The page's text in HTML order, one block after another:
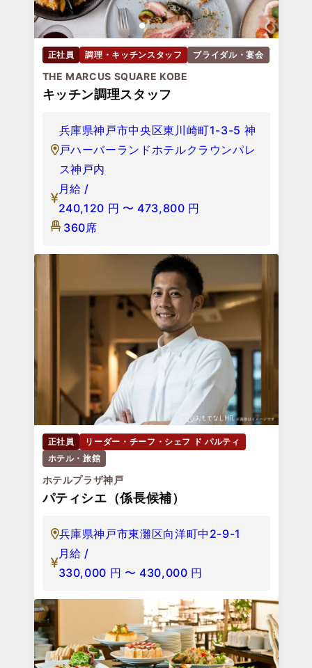
正社員 調理・キッチンスタッフ ブライダル・宴会
THE MARCUS SQUARE KOBE
キッチン調理スタッフ
兵庫県神戸市中央区東川崎町1-3-5 神
戸ハーバーランドホテルクラウンパレ
ス神戸内
月給 /
240,120 円 〜 473,800 円
360席
正社員
リーダー・チーフ・シェフ ド パルティ
ホテル・旅館
ホテルプラザ神戸
パティシエ（係長候補）
兵庫県神戸市東灘区向洋町中2-9-1
月給 /
330,000 円 〜 430,000 円